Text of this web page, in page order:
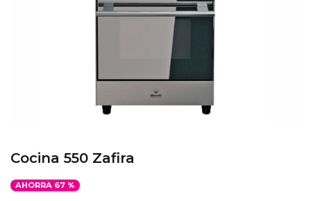
Cocina 550 Zafira
AHORRA 67%